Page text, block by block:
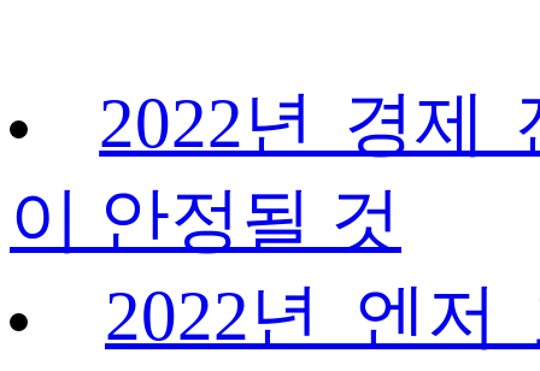
2022년 경제
이 안정될 것
2022년 엔저